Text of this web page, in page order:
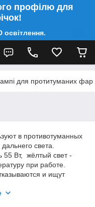
профілю для
освітлення.
для протитуманих фар
в противотуманных
света.
Вт, жёлтый свет -
при работе.
и ищут
лампам